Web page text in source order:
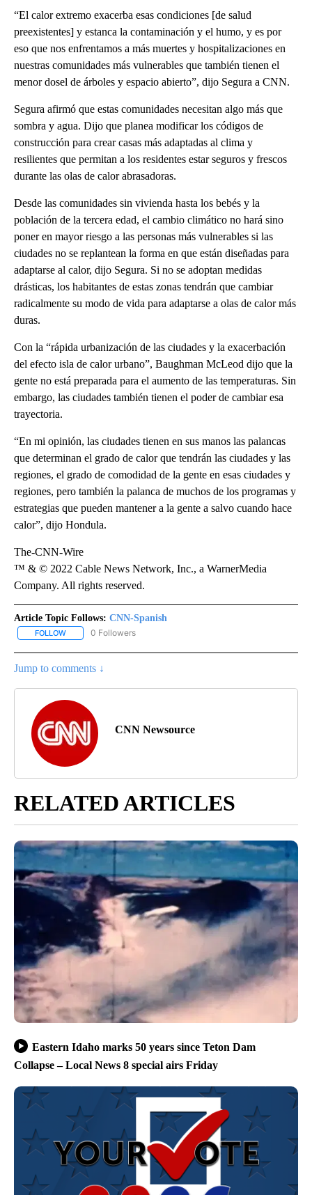
“El calor extremo exacerba esas condiciones [de salud
preexistentes] y estanca la contaminación y el humo, y es por
eso que nos enfrentamos a más muertes y hospitalizaciones en
nuestras comunidades más vulnerables que también tienen el
menor dosel de árboles y espacio abierto”, dijo Segura a CNN.
Segura afirmó que estas comunidades necesitan algo más que
sombra y agua. Dijo que planea modificar los códigos de
construcción para crear casas más adaptadas al clima y
resilientes que permitan a los residentes estar seguros y frescos
durante las olas de calor abrasadoras.
Desde las comunidades sin vivienda hasta los bebés y la
población de la tercera edad, el cambio climático no hará sino
poner en mayor riesgo a las personas más vulnerables si las
ciudades no se replantean la forma en que están diseñadas para
adaptarse al calor, dijo Segura. Si no se adoptan medidas
drásticas, los habitantes de estas zonas tendrán que cambiar
radicalmente su modo de vida para adaptarse a olas de calor más
duras.
Con la “rápida urbanización de las ciudades y la exacerbación
del efecto isla de calor urbano”, Baughman McLeod dijo que la
gente no está preparada para el aumento de las temperaturas. Sin
embargo, las ciudades también tienen el poder de cambiar esa
trayectoria.
“En mi opinión, las ciudades tienen en sus manos las palancas
que determinan el grado de calor que tendrán las ciudades y las
regiones, el grado de comodidad de la gente en esas ciudades y
regiones, pero también la palanca de muchos de los programas y
estrategias que pueden mantener a la gente a salvo cuando hace
calor”, dijo Hondula.
The-CNN-Wire
™ & © 2022 Cable News Network, Inc., a WarnerMedia
Company. All rights reserved.
Article Topic Follows: CNN-Spanish
FOLLOW FOLLOW "CNN-SPANISH" TO RECEIVE NOTIFICATIONS ABOUT
0 Followers
Jump to comments ↓
CNN Newsource
RELATED ARTICLES
Eastern Idaho marks 50 years since Teton Dam
Collapse – Local News 8 special airs Friday